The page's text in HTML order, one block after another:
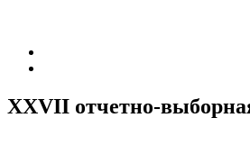
XXVII отчетно-